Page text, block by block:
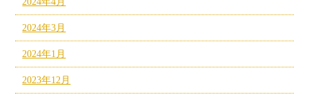
2024年3月
2024年1月
2023年12月